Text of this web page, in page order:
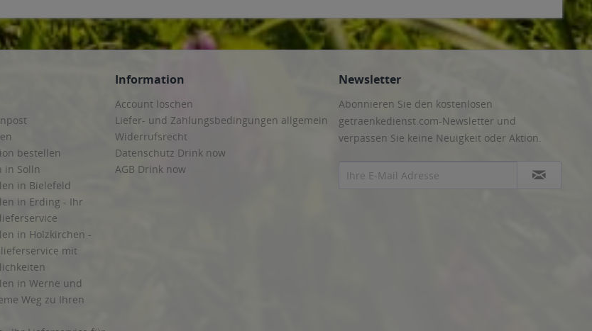
bestellen
in Solln
in Bielefeld
in Erding - Ihr
in Holzkirchen -
mit
in Werne und
Weg zu Ihren
Information
Account löschen
Liefer- und Zahlungsbedingungen allgemein
Widerrufsrecht
Datenschutz Drink now
AGB Drink now
Newsletter
Abonnieren Sie den kostenlosen
getraenkedienst.com-Newsletter und
verpassen Sie keine Neuigkeit oder Aktion.